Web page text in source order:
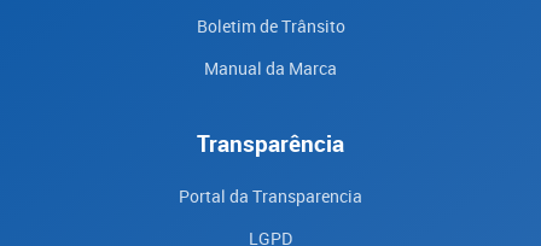
Boletim de Trânsito
Manual da Marca
Transparência
Portal da Transparencia
LGPD